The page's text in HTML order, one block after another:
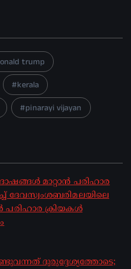
trump
kerala
pinarayi vijayan
മാറ്റാൻ പരിഹാര
ദേവസ്വംശബരിമലയിലെ
പരിഹാര ക്രിയകൾ
ദുരുദ്ദേശ്യത്തോടെ;